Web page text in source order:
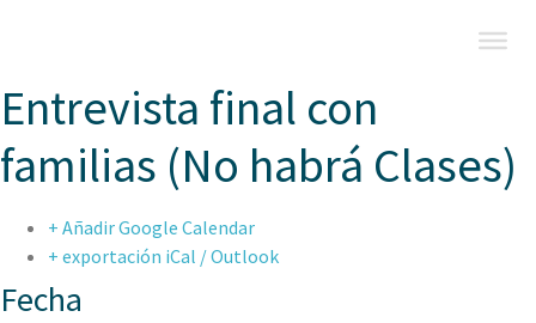
Entrevista final con
familias (No habrá Clases)
+ Añadir Google Calendar
+ exportación iCal / Outlook
Fecha